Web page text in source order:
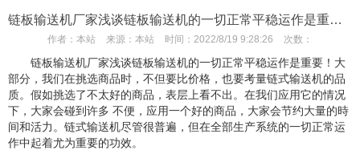
链板输送机厂家浅谈链板输送机的一切正常平稳运作是重要！
作者： 本站 来源： 本站 时间： 2022/8/19 9:28:26 次数：
链板输送机厂家浅谈链板输送机的一切正常平稳运作是重要！大
部分，我们在挑选商品时，不但要比价格，也要考量链式输送机的品
质。假如挑选了不太好的商品，表层上看不出。在我们应用它的情况
下，大家会碰到许多 不便，应用一个好的商品，大家会节约大量的時
间和活力。链式输送机尽管很普遍，但在全部生产系统的一切正常运
作中起着尤为重要的功效。